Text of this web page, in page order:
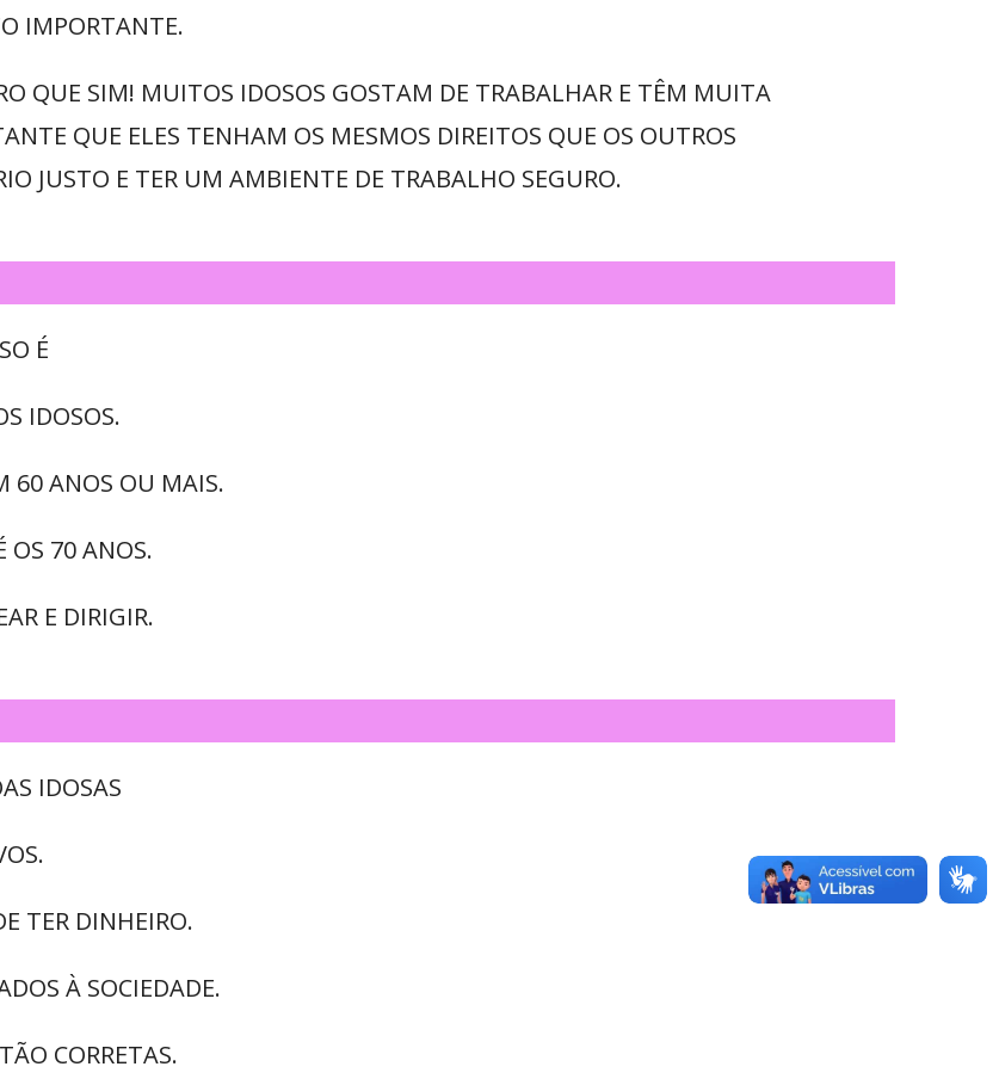
IMPORTANTE.
QUE SIM! MUITOS IDOSOS GOSTAM DE TRABALHAR E TÊM MUITA
QUE ELES TENHAM OS MESMOS DIREITOS QUE OS OUTROS
JUSTO E TER UM AMBIENTE DE TRABALHO SEGURO.
É
IDOSOS.
60 ANOS OU MAIS.
OS 70 ANOS.
E DIRIGIR.
IDOSAS
TER DINHEIRO.
À SOCIEDADE.
CORRETAS.